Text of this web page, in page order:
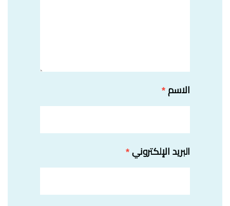
الاسم *
البريد الإلكتروني *